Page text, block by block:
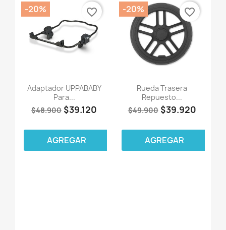
Adaptador UPPABABY
Para...
$48.900 $39.120
-20%
AGREGAR
favorite_border
Rueda Trasera
Repuesto...
$49.900 $39.920
-20%
AGREGAR
favorite_border